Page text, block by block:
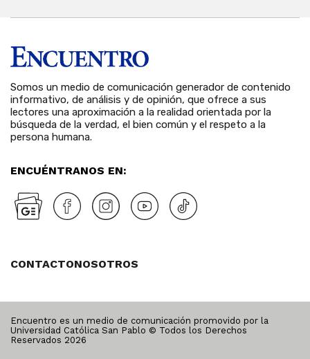
Somos un medio de comunicación generador de contenido
informativo, de análisis y de opinión, que ofrece a sus
lectores una aproximación a la realidad orientada por la
búsqueda de la verdad, el bien común y el respeto a la
persona humana.
ENCUÉNTRANOS EN:
CONTACTONOSOTROS
Encuentro es un medio de comunicación promovido por la
Universidad Católica San Pablo © Todos los Derechos
Reservados 2026